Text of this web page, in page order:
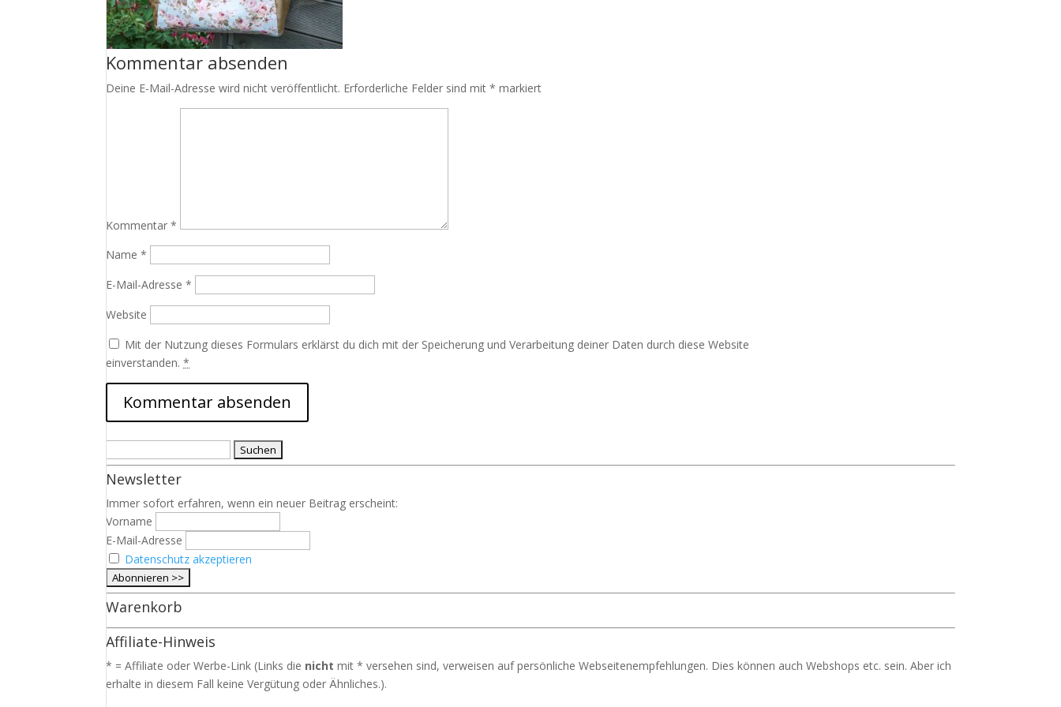
Kommentar absenden
Deine E-Mail-Adresse wird nicht veröffentlicht. Erforderliche Felder sind mit* markiert
Kommentar*
Name*
E-Mail-Adresse*
Website
Mit der Nutzung dieses Formulars erklärst du dich mit der Speicherung und Verarbeitung deiner Daten durch diese Website
einverstanden.*
nach:
Newsletter
Immer sofort erfahren, wenn ein neuer Beitrag erscheint:
Vorname
E-Mail-Adresse
Datenschutz akzeptieren
Warenkorb
Affiliate-Hinweis
* = Affiliate oder Werbe-Link (Links die nichtmit * versehen sind, verweisen auf persönliche Webseitenempfehlungen. Dies können auch Webshops etc. sein. Aber ich
erhalte in diesem Fall keine Vergütung oder Ähnliches.).